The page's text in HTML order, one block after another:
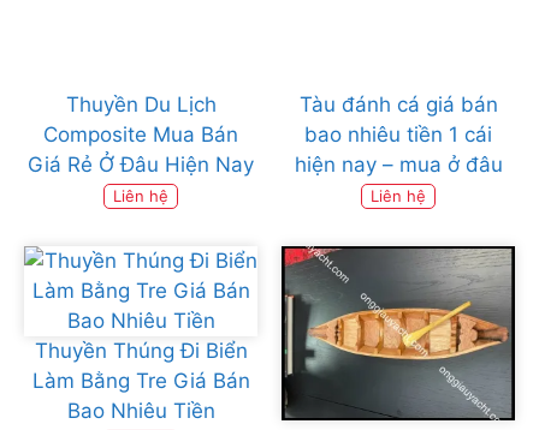
Thuyền Du Lịch
Composite Mua Bán
Giá Rẻ Ở Đâu Hiện Nay
Liên hệ
Tàu đánh cá giá bán
bao nhiêu tiền 1 cái
hiện nay – mua ở đâu
Liên hệ
Thuyền Thúng Đi Biển
Làm Bằng Tre Giá Bán
Bao Nhiêu Tiền